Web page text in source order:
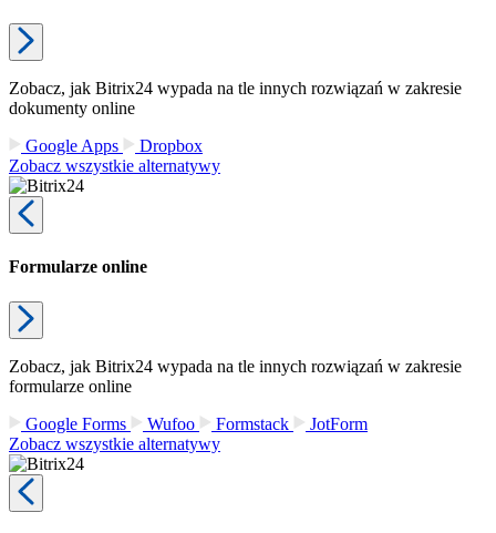
Zobacz, jak Bitrix24 wypada na tle innych rozwiązań w zakresie
dokumenty online
Google Apps
Dropbox
Zobacz wszystkie alternatywy
Formularze online
Zobacz, jak Bitrix24 wypada na tle innych rozwiązań w zakresie
formularze online
Google Forms
Wufoo Formstack
JotForm
Zobacz wszystkie alternatywy